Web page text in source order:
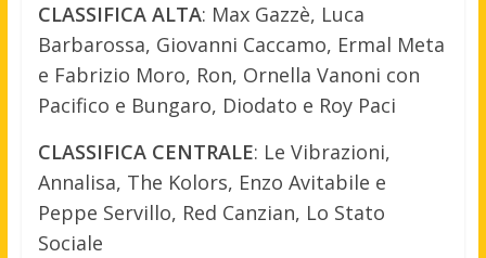
CLASSIFICA ALTA: Max Gazzè, Luca
Barbarossa, Giovanni Caccamo, Ermal Meta
e Fabrizio Moro, Ron, Ornella Vanoni con
Pacifico e Bungaro, Diodato e Roy Paci
CLASSIFICA CENTRALE: Le Vibrazioni,
Annalisa, The Kolors, Enzo Avitabile e
Peppe Servillo, Red Canzian, Lo Stato
Sociale